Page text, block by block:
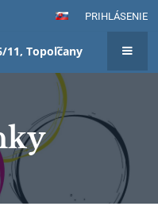
PRIHLÁSENIE
11, Topoľčany